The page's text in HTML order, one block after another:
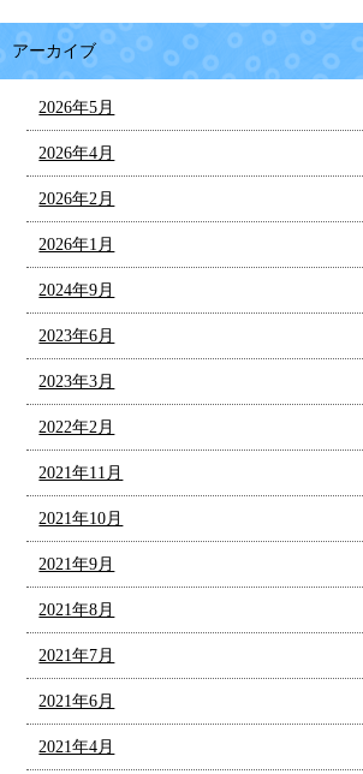
アーカイブ
2026年5月
2026年4月
2026年2月
2026年1月
2024年9月
2023年6月
2023年3月
2022年2月
2021年11月
2021年10月
2021年9月
2021年8月
2021年7月
2021年6月
2021年4月